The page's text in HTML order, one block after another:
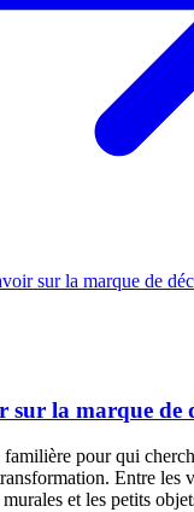
sur la marque de
familière pour qui
Entre les
et les petits